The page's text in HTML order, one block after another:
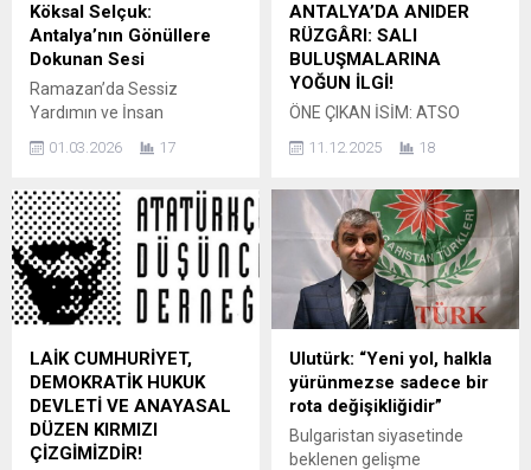
Köksal Selçuk:
Antalya’nın Gönüllere
Dokunan Sesi
Ramazan’da Sessiz
Yardımın ve İnsan
ANTALYA – Antalya Ticaret
Başkan Adayı ve Gazeteciler
ve Medyacılar Cemiyeti
Genel Başkanı Köksal
Selçuk, Ramazan ayının
bereketini ve paylaşma
ruhunu yüreğinde taşıyan,
yardımseverliğiyle örnek
gösterilen bir isim olarak
öne çıkıyor. Selçuk, ihtiyaç
sahiplerine yönelik yardım
faaliyetlerini çoğu zaman...
01.03.2026 17
ANTALYA’DA ANIDER
RÜZGÂRI: SALI
BULUŞMALARINA
YOĞUN İLGİ!
ÖNE ÇIKAN İSİM: ATSO
GENEL BAŞKANI KÖKSAL
Ispartalılar Derneği
(ANIDER), kısa sürede kentin
en aktif sivil toplum
kuruluşlarından biri olmayı
başararak büyük bir fark
yaratmaya devam ediyor.
Her hafta düzenledikleri Salı
buluşmaları, şehrin sosyal
ve kültürel hayatında önemli
bir yer edinmiş durumda.
Antalya’da düzenli...
11.12.2025 18
LAİK CUMHURİYET,
DEMOKRATİK HUKUK
DEVLETİ VE ANAYASAL
DÜZEN KIRMIZI
ÇİZGİMİZDİR!
Ulutürk: “Yeni yol, halkla
yürünmezse sadece bir
rota değişikliğidir”
Bulgaristan siyasetinde
beklenen gelişme